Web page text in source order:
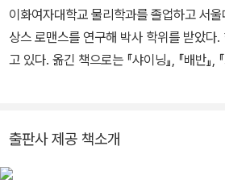
있다.
이화여자대학교 물리학과를 졸업하고 서
상스 로맨스를 연구해 박사 학위를 받았다
고 있다. 옮긴 책으로는 『샤이닝』, 『배반』, 『프랑
출판사 제공 책소개